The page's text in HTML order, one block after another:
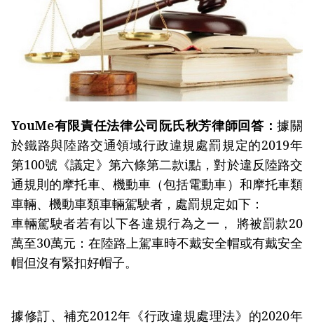
YouMe有限責任法律公司阮氏秋芳律師回答：據關
於鐵路與陸路交通領域行政違規處罰規定的2019年
第100號《議定》第六條第二款i點，對於違反陸路交
通規則的摩托車、機動車（包括電動車）和摩托車類
車輛、機動車類車輛駕駛者，處罰規定如下：
車輛駕駛者若有以下各違規行為之一， 將被罰款20
萬至30萬元：在陸路上駕車時不戴安全帽或有戴安全
帽但沒有緊扣好帽子。
據修訂、補充2012年《行政違規處理法》的2020年